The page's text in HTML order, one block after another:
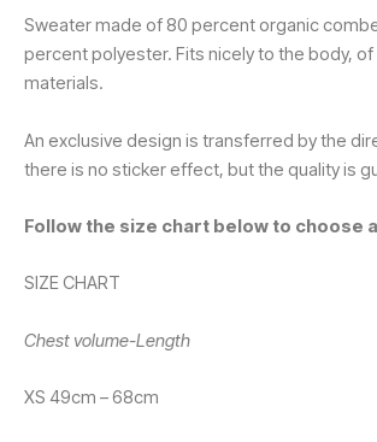
Sweater made of 80 percent organic
percent polyester. Fits nicely to the body, of
materials.
An exclusive design is transferred by the
there is no sticker effect, but the quality is
Follow the size chart below to choose
SIZE CHART
Chest volume-Length
XS 49cm – 68cm